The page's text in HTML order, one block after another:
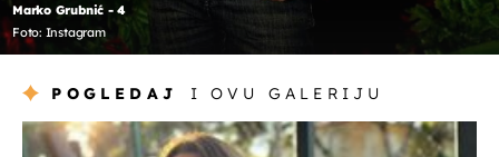
Marko Grubnić - 4
Foto: Instagram
POGLEDAJ I OVU GALERIJU